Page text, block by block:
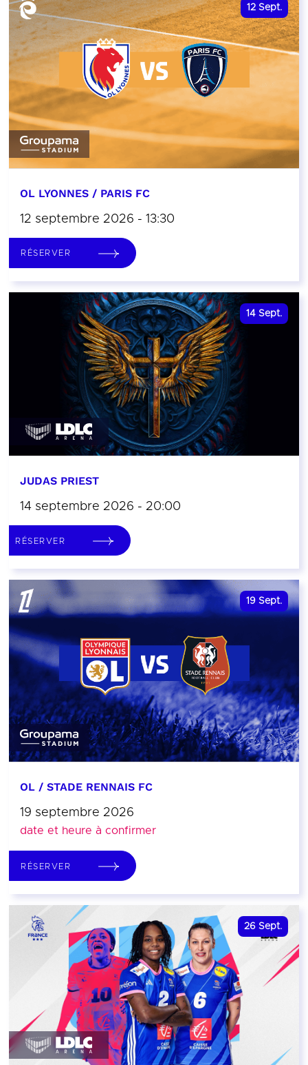
12 Sept.
OL LYONNES / PARIS FC
12 septembre 2026 - 13:30
RÉSERVER
14 Sept.
JUDAS PRIEST
14 septembre 2026 - 20:00
RÉSERVER
19 Sept.
OL / STADE RENNAIS FC
19 septembre 2026
date et heure à confirmer
RÉSERVER
26 Sept.